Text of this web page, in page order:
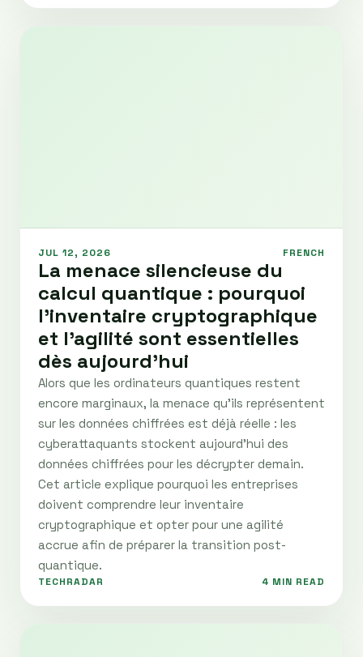
JUL 12, 2026 FRENCH
La menace silencieuse du
calcul quantique : pourquoi
l'inventaire cryptographique
et l'agilité sont essentielles
dès aujourd'hui
Alors que les ordinateurs quantiques restent
encore marginaux, la menace qu’ils représentent
sur les données chiffrées est déjà réelle : les
cyberattaquants stockent aujourd’hui des
données chiffrées pour les décrypter demain.
Cet article explique pourquoi les entreprises
doivent comprendre leur inventaire
cryptographique et opter pour une agilité
accrue afin de préparer la transition post-
quantique.
TECHRADAR 4 MIN READ